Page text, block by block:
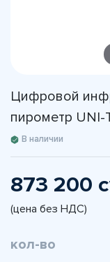
Цифровой
пирометр UNI-
В наличии
873 200
(цена без НДС)
кол-во